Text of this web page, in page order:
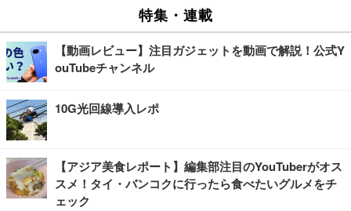
特集・連載
【動画レビュー】注目ガジェットを動画で解説！公式Y
ouTubeチャンネル
10G光回線導入レポ
【アジア美食レポート】編集部注目のYouTuberがオス
スメ！タイ・バンコクに行ったら食べたいグルメをチ
ェック